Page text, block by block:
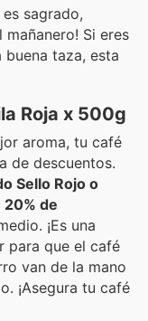
sagrado,
Si eres
taza, esta
Roja x 500g
aroma, tu café
de descuentos.
Sello Rojo o
20% de
¡Es una
para que el café
van de la mano
¡Asegura tu café